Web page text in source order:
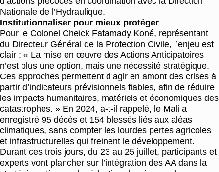
Nationale de l’Hydraulique.
Institutionnaliser pour mieux protéger
Pour le Colonel Cheick Fatamady Koné, représentant
du Directeur Général de la Protection Civile, l’enjeu est
clair : « La mise en œuvre des Actions Anticipatoires
n’est plus une option, mais une nécessité stratégique.
Ces approches permettent d’agir en amont des crises à
partir d’indicateurs prévisionnels fiables, afin de réduire
les impacts humanitaires, matériels et économiques des
catastrophes. » En 2024, a-t-il rappelé, le Mali a
enregistré 95 décès et 154 blessés liés aux aléas
climatiques, sans compter les lourdes pertes agricoles
et infrastructurelles qui freinent le développement.
Durant ces trois jours, du 23 au 25 juillet, participants et
experts vont plancher sur l’intégration des AA dans la